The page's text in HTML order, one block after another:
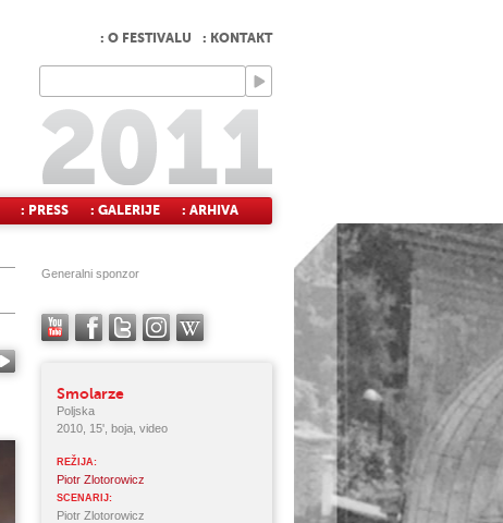
: O FESTIVALU : KONTAKT
: PRESS : GALERIJE : ARHIVA
Generalni sponzor
Smolarze
Poljska
2010, 15', boja, video
REŽIJA:
Piotr Zlotorowicz
SCENARIJ:
Piotr Zlotorowicz